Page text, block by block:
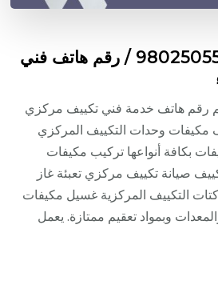
رقم تكييف تيماء / 98025055 / رقم هاتف فني
رقم هاتف خدمة فني تكييف مركزي
مكيفات وحدات التكييف المركزي
بكافة أنواعها تركيب مكيفات
صيانة تكييف مركزي تعبئة غاز
التكييف المركزية غسيل مكيفات
وبمواد تعقيم ممتازة. يعمل